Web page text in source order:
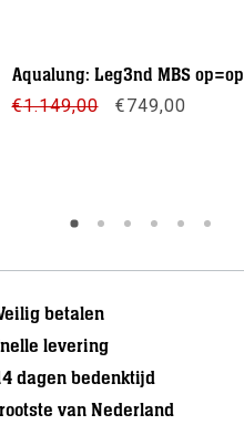
Aqualung: Leg3nd MBS op=op
€1.149,00
Oorspronkelijke
€749,00
betalen
levering
dagen bedenktijd
van Nederland